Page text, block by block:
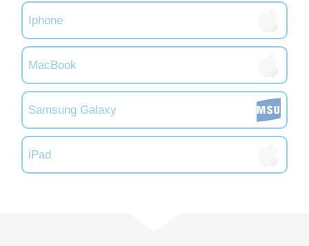
Iphone
MacBook
Samsung Galaxy
iPad